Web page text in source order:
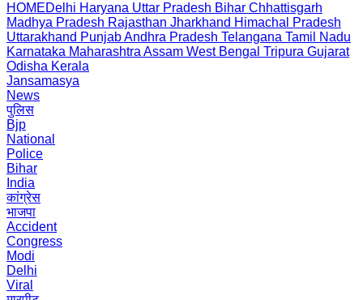
HOMEDelhi Haryana Uttar Pradesh Bihar Chhattisgarh
Madhya Pradesh Rajasthan Jharkhand Himachal Pradesh
Uttarakhand PunjabAndhra Pradesh Telangana Tamil Nadu
Karnataka Maharashtra Assam West Bengal Tripura Gujarat
Odisha Kerala
Jansamasya
News
पुलिस
Bjp
National
Police
Bihar
India
कांग्रेस
भाजपा
Accident
Congress
Modi
Delhi
Viral